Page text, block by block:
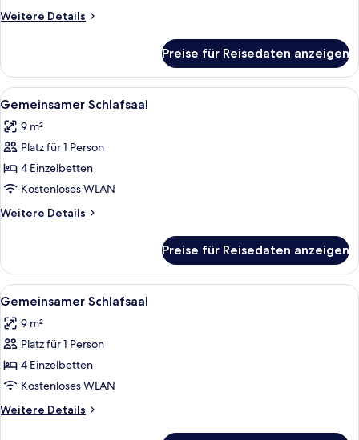
Weitere Details
Weitere
Schlafsaal,
Nur
Männer
Preise für Reisedaten anzeigen
Alle
Fotos
für
Gemeinsamer
Schlafsaal
anzeigen
Ein Schlafsaalzimmer mit
16
Gemeinsamer Schlafsaal
9 m²
Platz für 1 Person
4 Einzelbetten
Kostenloses WLAN
Weitere Details
Weitere
Schlafsaal
Preise für Reisedaten anzeigen
Alle
Fotos
für
Gemeinsamer
Schlafsaal
anzeigen
Ein Schlafsaalzimmer mit
17
Gemeinsamer Schlafsaal
9 m²
Platz für 1 Person
4 Einzelbetten
Kostenloses WLAN
Weitere Details
Weitere